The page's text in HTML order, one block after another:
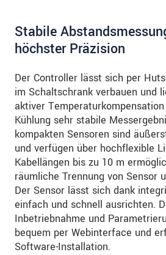
Stabile
höchster Präzision
Der Controller lässt sich per
im Schaltschrank verbauen und
aktiver
Kühlung sehr stabile
kompakten Sensoren sind
und verfügen über hochflexible
Kabellängen bis zu 10 m
räumliche Trennung von Sensor
Der Sensor lässt sich dank
einfach und schnell ausrichten.
Inbetriebnahme und
bequem per Webinterface und
Software-Installation.